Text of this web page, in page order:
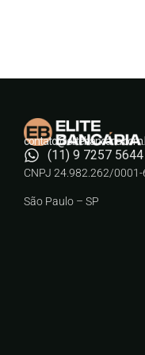
(11) 9 7257 5644
CNPJ 24.982.262/0001-
São Paulo – SP